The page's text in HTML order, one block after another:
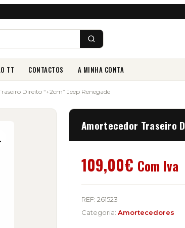
TT CONTACTOS A MINHA CONTA
Direito “+2cm” Jeep Renegade
Amortecedor Traseiro
109,00€ Com Iva
REF: 261523
Categoria: Amortecedores